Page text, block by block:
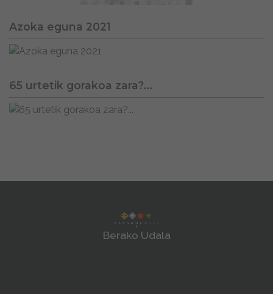
Azoka eguna 2021
65 urtetik gorakoa zara?...
Berako Udala